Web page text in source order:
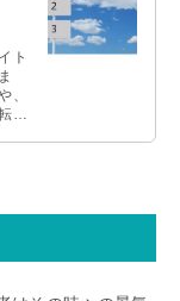
ト
、
職